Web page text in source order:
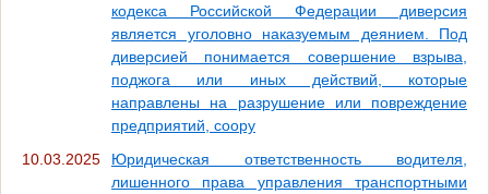
кодекса Российской Федерации диверсия
является уголовно наказуемым деянием. Под
диверсией понимается совершение взрыва,
поджога или иных действий, которые
направлены на разрушение или повреждение
предприятий, соору
10.03.2025
Юридическая ответственность водителя,
лишенного права управления транспортными